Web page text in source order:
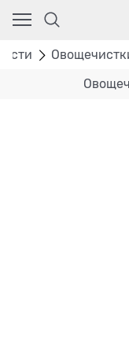
Ваш город - Москва,
угадали?
ДА НЕТ